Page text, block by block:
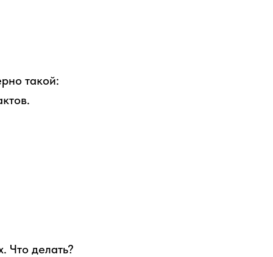
такой:
Что делать?